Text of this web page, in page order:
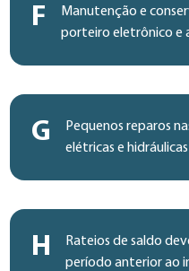
F
Manutenção e
porteiro eletrônico e
G
Pequenos reparos
elétricas e
H
Rateios de saldo
período anterior ao